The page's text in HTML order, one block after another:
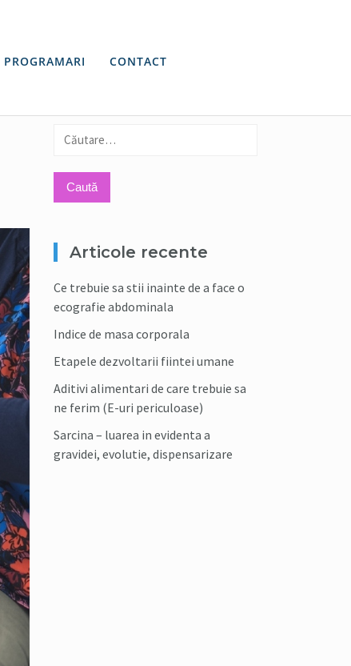
PROGRAMARI CONTACT
Caută
Articole recente
Ce trebuie sa stii inainte de a face o
ecografie abdominala
Indice de masa corporala
Etapele dezvoltarii fiintei umane
Aditivi alimentari de care trebuie sa
ne ferim (E-uri periculoase)
Sarcina – luarea in evidenta a
gravidei, evolutie, dispensarizare